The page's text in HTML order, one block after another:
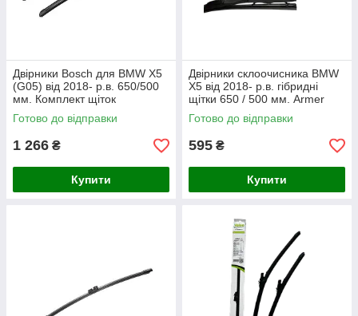
Двірники Bosch для BMW X5
(G05) від 2018- р.в. 650/500
мм. Комплект щіток
склоочисника Aerotwin
безкаркасних
Готово до відправки
1 266 ₴
Купити
Двірники склоочисника BMW
X5 від 2018- р.в. гібридні
щітки 650 / 500 мм. Armer
(комплект 2 шт.)
Готово до відправки
595 ₴
Купити